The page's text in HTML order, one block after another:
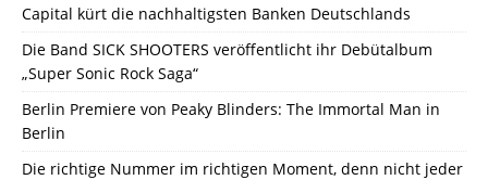
Capital kürt die nachhaltigsten Banken Deutschlands
Die Band SICK SHOOTERS veröffentlicht ihr Debütalbum
„Super Sonic Rock Saga“
Berlin Premiere von Peaky Blinders: The Immortal Man in
Berlin
Die richtige Nummer im richtigen Moment, denn nicht jeder